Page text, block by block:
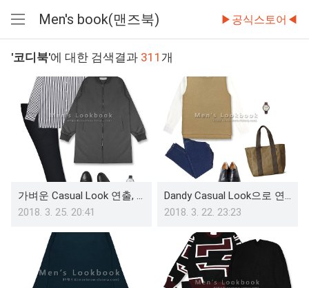
메
뉴
Men's book(맨즈북) ▶공식스토어◀
'코디북'에 대한 검색결과 311 개
가벼운 Casual Look 연출, 남자 롱 블루종 코디 Styling
2018. 3. 25. 20:41
Dandy Casual Look으로 연출해 본 남자 조끼니트 코디북(Round neck)
2018. 3. 22. 23:23